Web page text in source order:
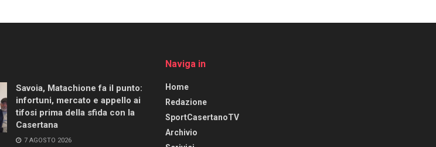
Savoia, Matachione fa il punto:
infortuni, mercato e appello ai
tifosi prima della sfida con la
Casertana
7 AGOSTO 2026
Naviga in
Home
Redazione
SportCasertanoTV
Archivio